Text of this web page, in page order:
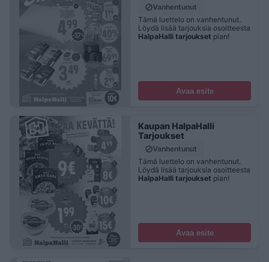
Vanhentunut
Tämä luettelo on vanhentunut.
Löydä lisää tarjouksia osoitteesta
HalpaHalli tarjoukset pian!
Avaa esite
Kaupan HalpaHalli
Tarjoukset
Vanhentunut
Tämä luettelo on vanhentunut.
Löydä lisää tarjouksia osoitteesta
HalpaHalli tarjoukset pian!
Avaa esite